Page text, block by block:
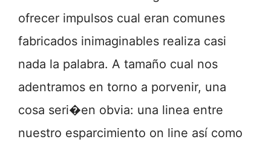
ofrecer impulsos cual eran comunes
fabricados inimaginables realiza casi
nada la palabra. A tamaño cual nos
adentramos en torno a porvenir, una
cosa seri�en obvia: una linea entre
nuestro esparcimiento on line así­ como